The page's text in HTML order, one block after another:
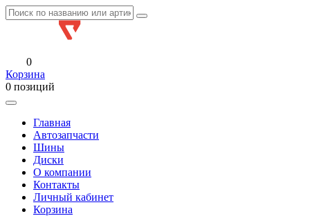
0
Корзина
0 позиций
Главная
Автозапчасти
Шины
Диски
О компании
Контакты
Личный кабинет
Корзина